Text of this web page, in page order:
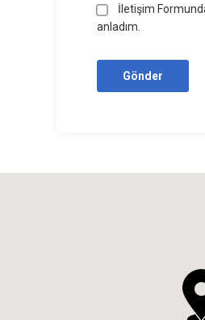
İletişim
anladım.
Gönder